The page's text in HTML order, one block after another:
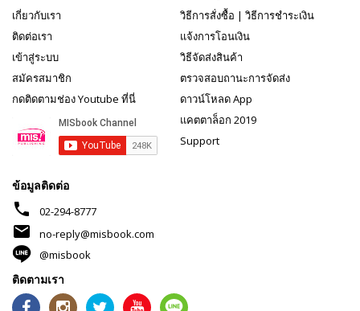
เกี่ยวกับเรา
ติดต่อเรา
เข้าสู่ระบบ
สมัครสมาชิก
กดติดตามช่อง Youtube ที่นี่
วิธีการสั่งซื้อ | วิธีการชำระเงิน
แจ้งการโอนเงิน
วิธีจัดส่งสินค้า
ตรวจสอบถานะการจัดส่ง
ดาวน์โหลด App
แคตตาล็อก 2019
Support
ข้อมูลติดต่อ
phone 02-294-8777
mail
no-reply@misbook.com
@misbook
ติดตามเรา